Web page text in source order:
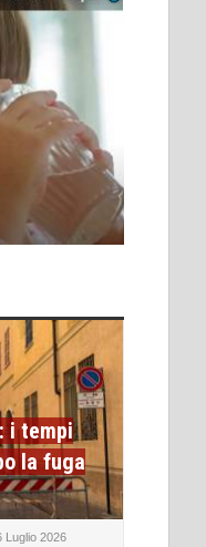
i tempi
la fuga
Luglio 2026